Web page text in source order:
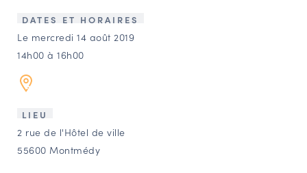
CONTACT
Agenda
Annuaire
Ressources
DATES ET HORAIRES
Le mercredi 14 août 2019
14h00 à 16h00
LIEU
2 rue de l'Hôtel de ville
55600 Montmédy